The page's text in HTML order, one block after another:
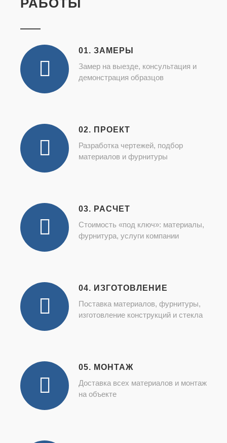
01. ЗАМЕРЫ
Замер на выезде, консультация и
демонстрация образцов
02. ПРОЕКТ
Разработка чертежей, подбор
материалов и фурнитуры
03. РАСЧЕТ
Стоимость «под ключ»: материалы,
фурнитура, услуги компании
04. ИЗГОТОВЛЕНИЕ
Поставка материалов, фурнитуры,
изготовление конструкций и стекла
05. МОНТАЖ
Доставка всех материалов и монтаж
на объекте